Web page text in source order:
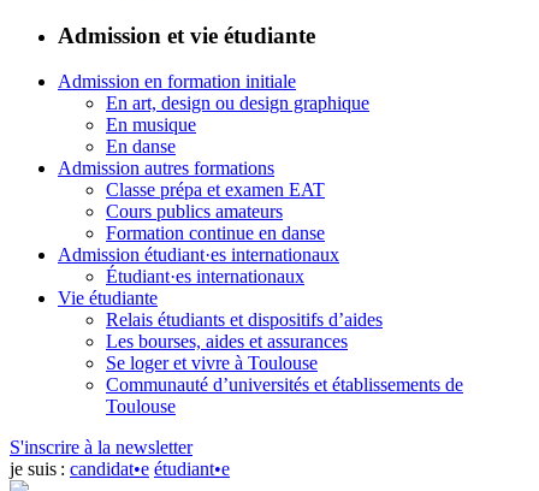
Admission et vie étudiante
Admission en formation initiale
En art, design ou design graphique
En musique
En danse
Admission autres formations
Classe prépa et examen EAT
Cours publics amateurs
Formation continue en danse
Admission étudiant·es internationaux
Étudiant·es internationaux
Vie étudiante
Relais étudiants et dispositifs d’aides
Les bourses, aides et assurances
Se loger et vivre à Toulouse
Communauté d’universités et établissements de
Toulouse
S'inscrire à la newsletter
je suis : candidat•e étudiant•e